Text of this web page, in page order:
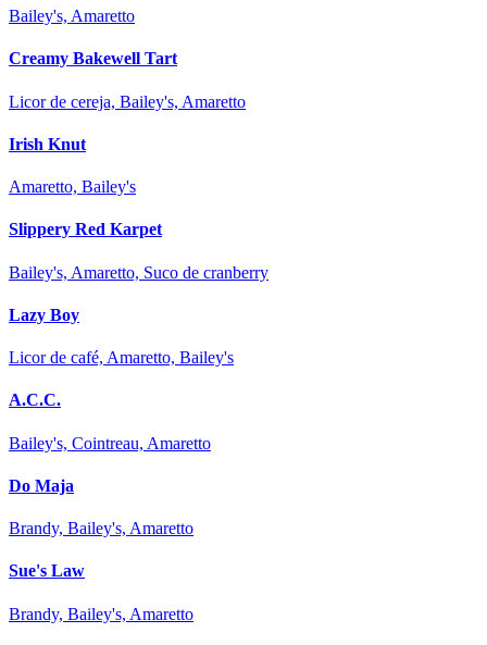
Bailey's, Amaretto
Creamy Bakewell Tart
Licor de cereja, Bailey's, Amaretto
Irish Knut
Amaretto, Bailey's
Slippery Red Karpet
Bailey's, Amaretto, Suco de cranberry
Lazy Boy
Licor de café, Amaretto, Bailey's
A.C.C.
Bailey's, Cointreau, Amaretto
Do Maja
Brandy, Bailey's, Amaretto
Sue's Law
Brandy, Bailey's, Amaretto